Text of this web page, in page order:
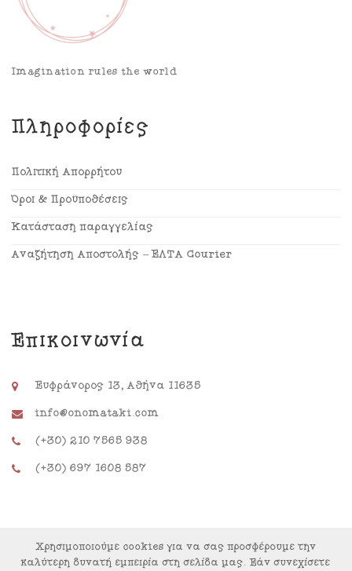
Imagination rules the world
Πληροφορίες
Πολιτική Απορρήτου
Όροι & Προϋποθέσεις
Κατάσταση παραγγελίας
Αναζήτηση Αποστολής – ΕΛΤΑ Courier
Επικοινωνία
Ευφράνορος 13, Αθήνα 11635
info@onomataki.com
(+30) 210 7565 938
(+30) 697 1608 587
Χρησιμοποιούμε cookies για να σας προσφέρουμε την
καλύτερη δυνατή εμπειρία στη σελίδα μας. Εάν συνεχίσετε